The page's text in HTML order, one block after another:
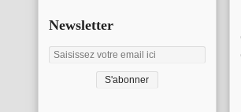
Newsletter